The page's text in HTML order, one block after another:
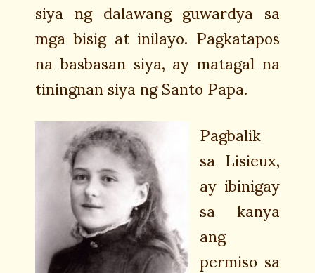
siya ng dalawang guwardya sa
mga bisig at inilayo. Pagkatapos
na basbasan siya, ay matagal na
tiningnan siya ng Santo Papa.
Pagbalik
sa Lisieux,
ay ibinigay
sa kanya
ang
permiso sa